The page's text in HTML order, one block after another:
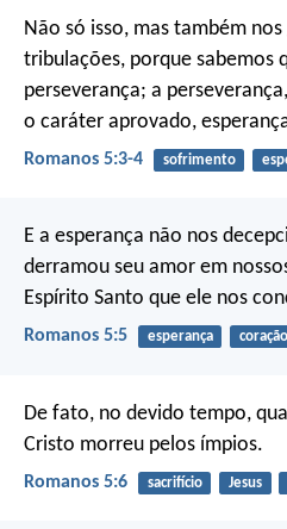
Não só isso, mas também
tribulações, porque sabemos
perseverança; a
o caráter aprovado,
Romanos 5:3-4 sofrimento
E a esperança não nos
derramou seu amor em
Espírito Santo que ele nos
Romanos 5:5 esperança coração
De fato, no devido tempo,
Cristo morreu pelos ímpios.
Romanos 5:6 sacrifício Jesus